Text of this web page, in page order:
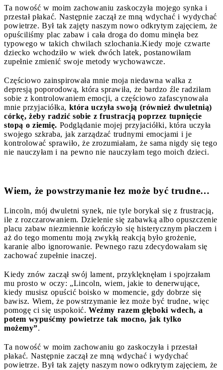
Ta nowość w moim zachowaniu zaskoczyła mojego synka i
przestał płakać. Następnie zaczął ze mną wdychać i wydychać
powietrze. Był tak zajęty naszym nowo odkrytym zajęciem, że
opuściliśmy plac zabaw i cała droga do domu minęła bez
typowego w takich chwilach szlochania.Kiedy moje czwarte
dziecko wchodziło w wiek dwóch latek, postanowiłam
zupełnie zmienić swoje metody wychowawcze.
Częściowo zainspirowała mnie moja niedawna walka z
depresją poporodową, która sprawiła, że bardzo źle radziłam
sobie z kontrolowaniem emocji, a częściowo zafascynowała
mnie przyjaciółka, która uczyła swoją (również dwuletnią)
córkę, żeby radzić sobie z frustracją poprzez tupnięcie
stopą o ziemię. Podglądanie mojej przyjaciółki, która uczyła
swojego szkraba, jak zarządzać trudnymi emocjami i je
kontrolować sprawiło, że zrozumiałam, że sama nigdy się tego
nie nauczyłam i na pewno nie nauczyłam tego moich dzieci.
Wiem, że powstrzymanie łez może być trudne…
Lincoln, mój dwuletni synek, nie tyle borykał się z frustracją,
ile z rozczarowaniem. Dzielenie się zabawką albo opuszczenie
placu zabaw niezmiennie kończyło się histerycznym płaczem i
aż do tego momentu moją zwykłą reakcją było grożenie,
karanie albo ignorowanie. Pewnego razu zdecydowałam się
zachować zupełnie inaczej.
Kiedy znów zaczął swój lament, przyklęknęłam i spojrzałam
mu prosto w oczy: „Lincoln, wiem, jakie to denerwujące,
kiedy musisz opuścić boisko w momencie, gdy dobrze się
bawisz. Wiem, że powstrzymanie łez może być trudne, więc
pomogę ci się uspokoić. Weźmy razem głęboki wdech, a
potem wypuśćmy powietrze tak mocno, jak tylko
możemy”.
Ta nowość w moim zachowaniu go zaskoczyła i przestał
płakać. Następnie zaczął ze mną wdychać i wydychać
powietrze. Był tak zajęty naszym nowo odkrytym zajęciem, że